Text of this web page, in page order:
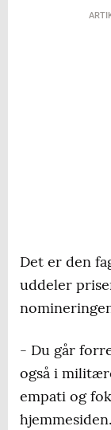
Det er den
uddeler
- Du går
også i
empati og
hjemmesiden.